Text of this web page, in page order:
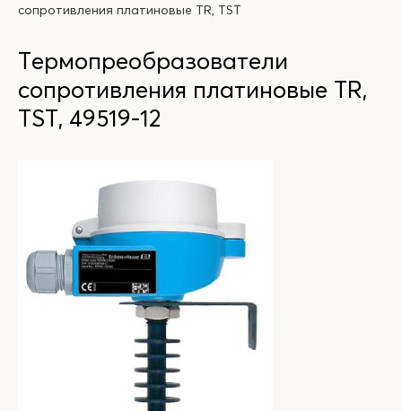
сопротивления платиновые TR, TST
Термопреобразователи
сопротивления платиновые TR,
TST, 49519-12